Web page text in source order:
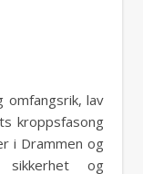
omfangsrik, lav
kroppsfasong
i Drammen og
og